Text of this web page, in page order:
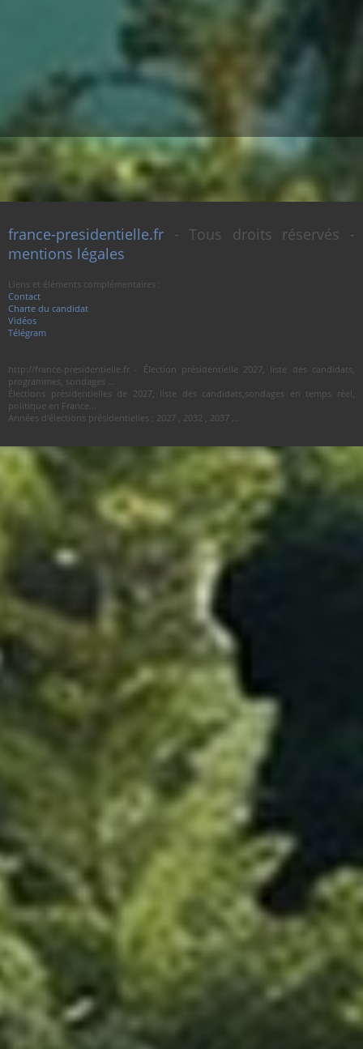
france-presidentielle.fr - Tous droits réservés -
mentions légales
Liens et éléments complémentaires :
Contact
Charte du candidat
Vidéos
Télégram
http://france-presidentielle.fr - Élection présidentielle 2027, liste des candidats,
programmes, sondages ...
Élections présidentielles de 2027, liste des candidats,sondages en temps réel,
politique en France...
Années d'élections présidentielles : 2027 , 2032 , 2037 ...